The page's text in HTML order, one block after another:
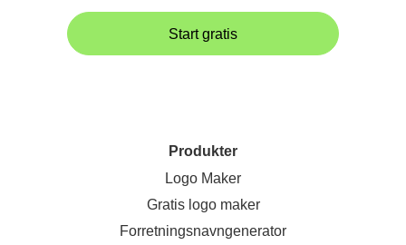
Start gratis
Produkter
Logo Maker
Gratis logo maker
Forretningsnavngenerator